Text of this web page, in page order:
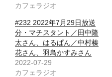
カフェラジオ
#232 2022年7月29日放送
分・マチスタント／田中隆
太さん、はるぱん／中村榛
花さん、羽鳥かすみさん
2022-07-29
カフェラジオ